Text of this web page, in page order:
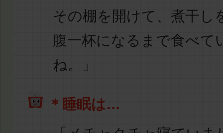
その棚を開けて、 煮干し
腹一杯になるまで食べて
ね。」
＊睡眠は…